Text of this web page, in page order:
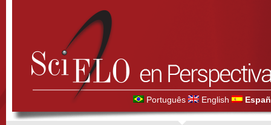
Português English